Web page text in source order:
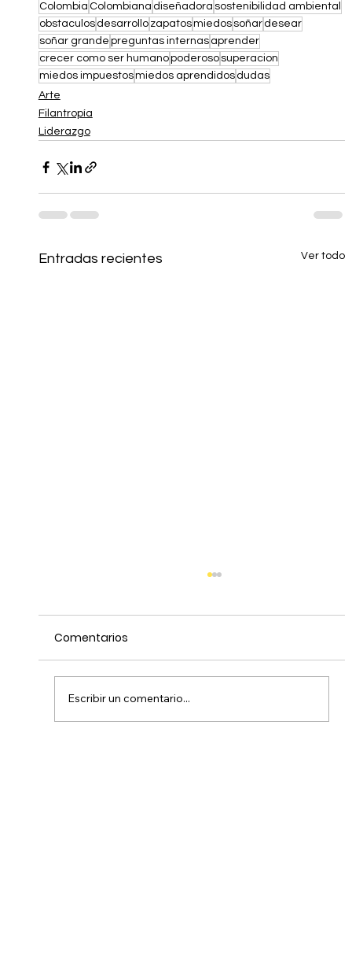
Colombia Colombiana diseñadora sostenibilidad ambiental
obstaculos desarrollo zapatosmiedos soñar desear
soñar grande preguntas internas aprender
crecer como ser humanopoderoso superacion
miedos impuestosmiedos aprendidos dudas
Arte
Filantropía
Liderazgo
Entradas recientes Ver todo
Comentarios
Escribir un comentario...